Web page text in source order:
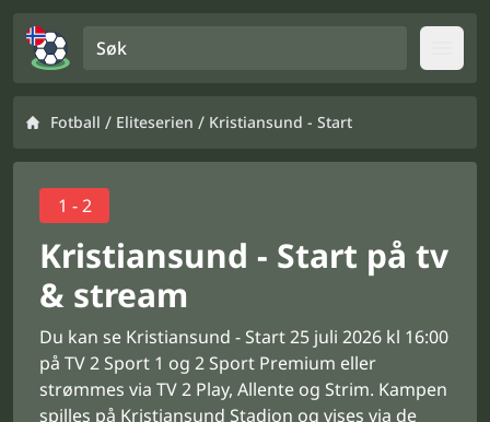
Fotball / Eliteserien / Kristiansund - Start
1 - 2
Kristiansund - Start på tv
& stream
Du kan se Kristiansund - Start 25 juli 2026 kl 16:00
på TV 2 Sport 1 og 2 Sport Premium eller
strømmes via TV 2 Play, Allente og Strim. Kampen
spilles på Kristiansund Stadion og vises via de